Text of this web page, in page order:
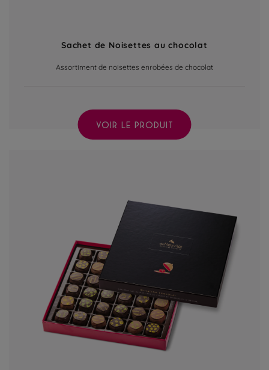
Sachet de Noisettes au chocolat
Assortiment de noisettes enrobées de chocolat
VOIR LE PRODUIT